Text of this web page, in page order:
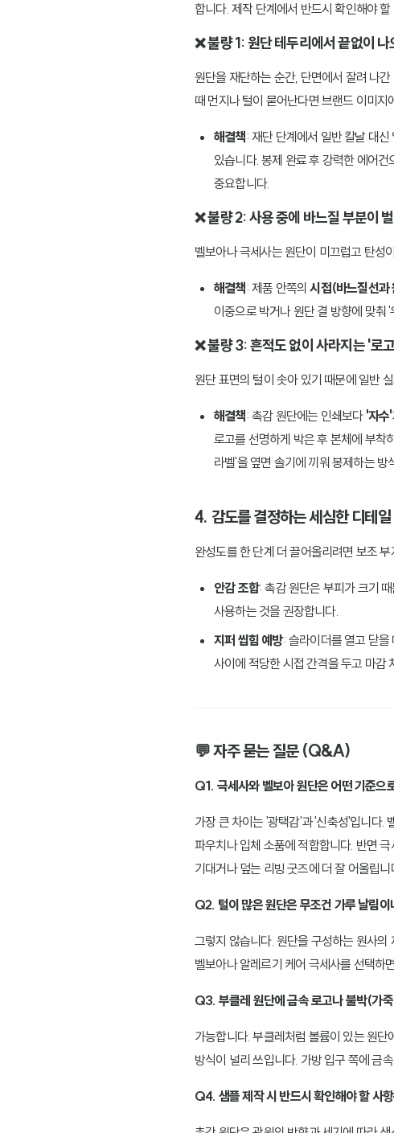
합니다. 제작 단계에서 반드시 확인해야
❌ 불량 1: 원단 테두리에서 끝없이
원단을 재단하는 순간, 단면에서 잘려 나
때 먼지나 털이 묻어난다면 브랜드 이미지
해결책: 재단 단계에서 일반 칼날 대
있습니다. 봉제 완료 후 강력한 에어
중요합니다.
❌ 불량 2: 사용 중에 바느질 부분이
벨보아나 극세사는 원단이 미끄럽고 탄성
해결책: 제품 안쪽의시접(바느질선과
이중으로 박거나 원단 결 방향에 맞춰
❌ 불량 3: 흔적도 없이 사라지는 '로
원단 표면의 털이 솟아 있기 때문에 일반
해결책: 촉감 원단에는 인쇄보다 '자수'
로고를 선명하게 박은 후 본체에 부착
라벨'을 옆면 솔기에 끼워 봉제하는
4. 감도를 결정하는 세심한 디테
완성도를 한 단계 더 끌어올리려면 보조
안감 조합: 촉감 원단은 부피가 크기
사용하는 것을 권장합니다.
지퍼 씹힘 예방: 슬라이더를 열고 닫
사이에 적당한 시접 간격을 두고 마감
💬 자주 묻는 질문 (Q&A)
Q1. 극세사와 벨보아 원단은 어떤 기준으
가장 큰 차이는 '광택감'과 '신축성'입니다.
파우치나 입체 소품에 적합합니다. 반면
기대거나 덮는 리빙 굿즈에 더 잘 어울립니
Q2. 털이 많은 원단은 무조건 가루 날림
그렇지 않습니다. 원단을 구성하는 원사
벨보아나 알레르기 케어 극세사를 선택하
Q3. 부클레 원단에 금속 로고나 불박(가
가능합니다. 부클레처럼 볼륨이 있는 원
방식이 널리 쓰입니다. 가방 입구 쪽에 금
Q4. 샘플 제작 시 반드시 확인해야 할 사